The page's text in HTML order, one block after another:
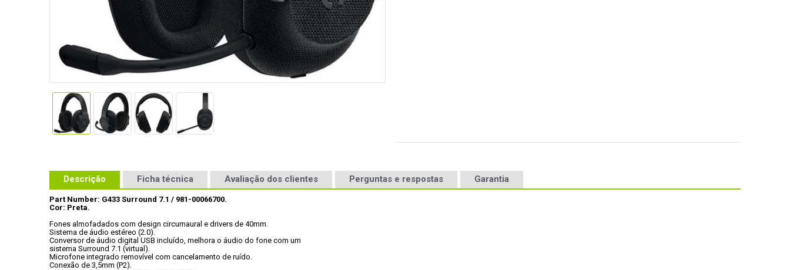
Descrição Ficha técnica Avaliação dos clientes Perguntas e respostas Garantia
Part Number: G433 Surround 7.1 / 981-00066700.
Cor: Preta.
Fones almofadados com design circumaural e drivers de 40mm.
Sistema de áudio estéreo (2.0).
Conversor de áudio digital USB incluído, melhora o áudio do fone com um
sistema Surround 7.1 (virtual).
Microfone integrado removível com cancelamento de ruído.
Conexão de 3,5mm (P2).